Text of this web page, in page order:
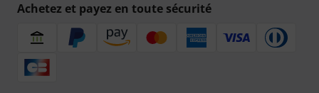
Achetez et payez en toute sécurité